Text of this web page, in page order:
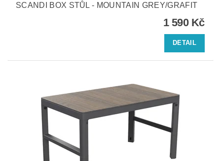
SCANDI BOX STŮL - MOUNTAIN GREY/GRAFIT
1 590 Kč
DETAIL